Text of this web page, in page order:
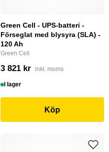
Green Cell - UPS-batteri -
Förseglat med blysyra (SLA) -
120 Ah
Green Cell
3 821 kr inkl. moms
I lager
Köp